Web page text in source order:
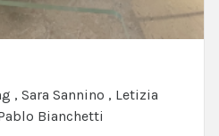
, Sara Sannino , Letizia
Bianchetti